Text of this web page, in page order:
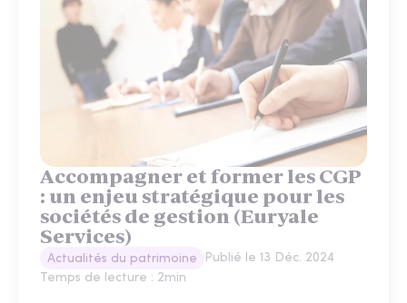
Accompagner et former les CGP
: un enjeu stratégique pour les
sociétés de gestion (Euryale
Services)
Actualités du patrimoine Publié le 13 Déc. 2024
Temps de lecture : 2min